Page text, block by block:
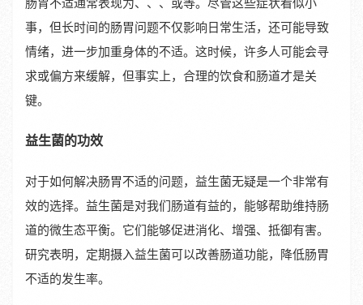
事，但长时间的肠胃问题不仅影响日常生活，还可能导致
情绪，进一步加重身体的不适。这时候，许多人可能会寻
求或偏方来缓解，但事实上，合理的饮食和肠道才是关
键。
益生菌的功效
对于如何解决肠胃不适的问题，益生菌无疑是一个非常有
效的选择。益生菌是对我们肠道有益的，能够帮助维持肠
道的微生态平衡。它们能够促进消化、增强、抵御有害。
研究表明，定期摄入益生菌可以改善肠道功能，降低肠胃
不适的发生率。